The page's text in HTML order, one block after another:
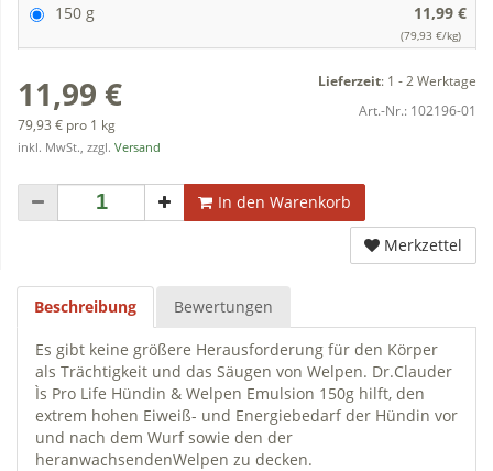
150 g
11,99 €
(79,93 €/kg)
11,99 €
79,93 € pro 1 kg
inkl. MwSt., zzgl. Versand
Lieferzeit: 1 - 2 Werktage
Art.-Nr.: 102196-01
In den Warenkorb
Merkzettel
Beschreibung Bewertungen
Es gibt keine größere Herausforderung für den Körper
als Trächtigkeit und das Säugen von Welpen. Dr.Clauder
Ìs Pro Life Hündin & Welpen Emulsion 150g hilft, den
extrem hohen Eiweiß- und Energiebedarf der Hündin vor
und nach dem Wurf sowie den der
heranwachsendenWelpen zu decken.